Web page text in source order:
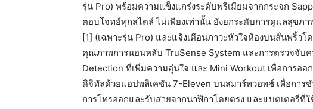
รุ่น Pro) พร้อมความแข็งแกร่งระดับพรีเมียมจากกระจก
ตอบโจทย์ทุกสไตล์ ไม่เพียงเท่านั้น ยังยกระดับการดูแลสุขภ
[1] (เฉพาะรุ่น Pro) และแจ้งเตือนภาวะหัวใจห้องบนสั่นพริ้ว
คุณภาพการนอนหลับ TruSense System และการตรวจจับ
Detection ที่เพิ่มความอุ่นใจ และ Mini Workout เพื่อการอ
ดิจิทัลด้วยแอปพลิเคชัน 7-Eleven บนสมาร์ทวอทช์ เพื่อการ
การโทรออกและรับสายจากนาฬิกาโดยตรง และแบตเตอรี่ที่